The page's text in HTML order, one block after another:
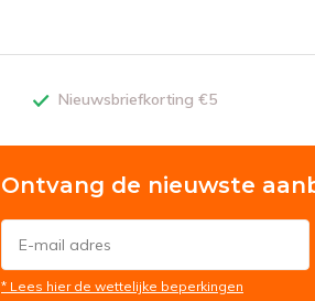
Nieuwsbriefkorting €5
Ontvang de nieuwste
* Lees hier de wettelijke beperkingen